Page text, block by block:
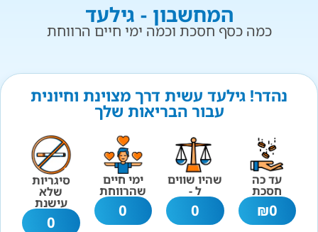
המחשבון - גילעד
כמה כסף חסכת וכמה ימי חיים הרווחת
נהדר! גילעד עשית דרך מצוינת וחיונית
עבור הבריאות שלך
עד כה
חסכת
0
₪
שהיו שווים
ל -
0
ימי חיים
שהרווחת
0
סיגריות
שלא
עישנת
0